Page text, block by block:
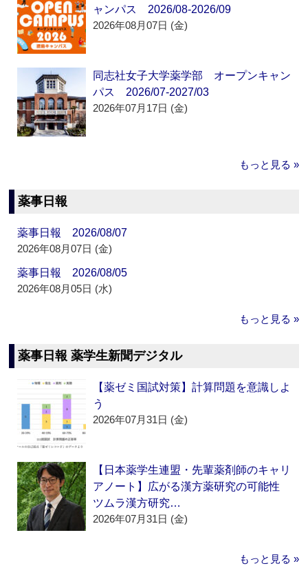
ャンパス 2026/08-2026/09
2026年08月07日 (金)
同志社女子大学薬学部 オープンキャン
パス 2026/07-2027/03
2026年07月17日 (金)
もっと見る »
薬事日報
薬事日報 2026/08/07
2026年08月07日 (金)
薬事日報 2026/08/05
2026年08月05日 (水)
もっと見る »
薬事日報 薬学生新聞デジタル
【薬ゼミ国試対策】計算問題を意識しよ
う
2026年07月31日 (金)
【日本薬学生連盟・先輩薬剤師のキャリ
アノート】広がる漢方薬研究の可能性
ツムラ漢方研究…
2026年07月31日 (金)
もっと見る »